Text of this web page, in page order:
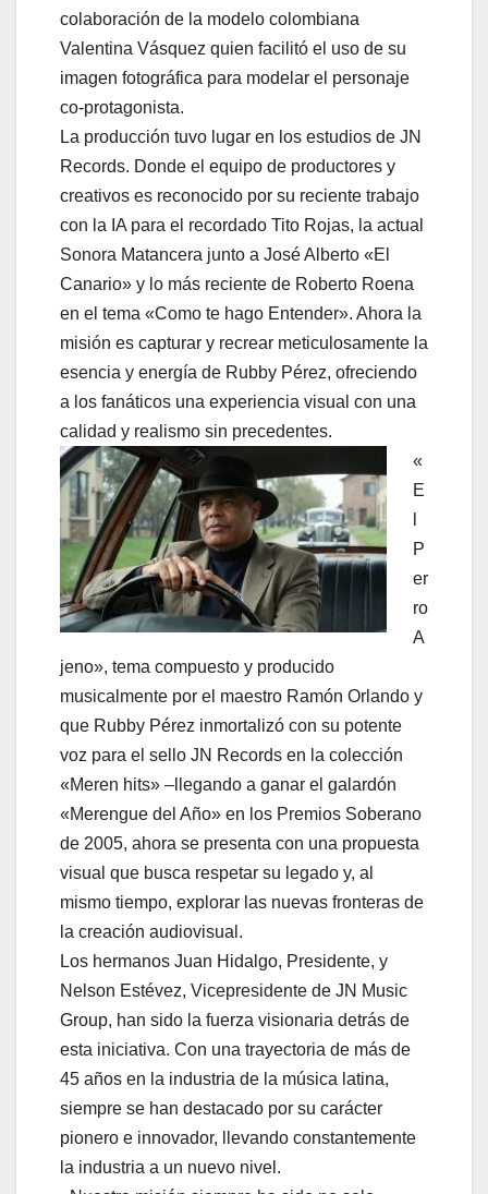
colaboración de la modelo colombiana
Valentina Vásquez quien facilitó el uso de su
imagen fotográfica para modelar el personaje
co-protagonista.
La producción tuvo lugar en los estudios de JN
Records. Donde el equipo de productores y
creativos es reconocido por su reciente trabajo
con la IA para el recordado Tito Rojas, la actual
Sonora Matancera junto a José Alberto «El
Canario» y lo más reciente de Roberto Roena
en el tema «Como te hago Entender». Ahora la
misión es capturar y recrear meticulosamente la
esencia y energía de Rubby Pérez, ofreciendo
a los fanáticos una experiencia visual con una
calidad y realismo sin precedentes.
«
E
P
er
ro
A
jeno», tema compuesto y producido
musicalmente por el maestro Ramón Orlando y
que Rubby Pérez inmortalizó con su potente
voz para el sello JN Records en la colección
«Meren hits» –llegando a ganar el galardón
«Merengue del Año» en los Premios Soberano
de 2005, ahora se presenta con una propuesta
visual que busca respetar su legado y, al
mismo tiempo, explorar las nuevas fronteras de
la creación audiovisual.
Los hermanos Juan Hidalgo, Presidente, y
Nelson Estévez, Vicepresidente de JN Music
Group, han sido la fuerza visionaria detrás de
esta iniciativa. Con una trayectoria de más de
45 años en la industria de la música latina,
siempre se han destacado por su carácter
pionero e innovador, llevando constantemente
la industria a un nuevo nivel.